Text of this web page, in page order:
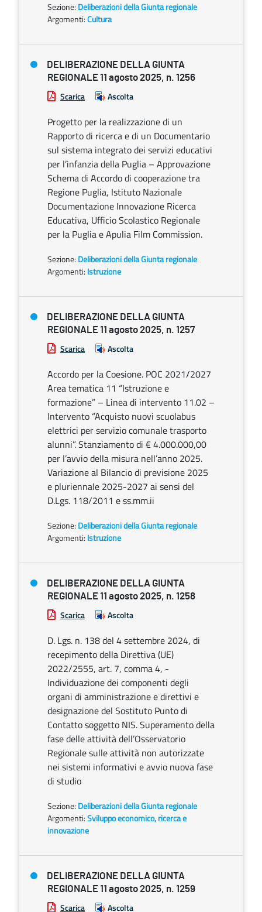
Sezione: Deliberazioni della Giunta regionale
Argomenti:Cultura
DELIBERAZIONE DELLA GIUNTA
REGIONALE 11 agosto 2025, n. 1256
Scarica Ascolta
Progetto per la realizzazione di un
Rapporto di ricerca e di un Documentario
sul sistema integrato dei servizi educativi
per l’infanzia della Puglia – Approvazione
Schema di Accordo di cooperazione tra
Regione Puglia, Istituto Nazionale
Documentazione Innovazione Ricerca
Educativa, Ufficio Scolastico Regionale
per la Puglia e Apulia Film Commission.
Sezione: Deliberazioni della Giunta regionale
Argomenti: Istruzione
DELIBERAZIONE DELLA GIUNTA
REGIONALE 11 agosto 2025, n. 1257
Scarica Ascolta
Accordo per la Coesione. POC 2021/2027
Area tematica 11 “Istruzione e
formazione” – Linea di intervento 11.02 –
Intervento “Acquisto nuovi scuolabus
elettrici per servizio comunale trasporto
alunni”. Stanziamento di € 4.000.000,00
per l’avvio della misura nell’anno 2025.
Variazione al Bilancio di previsione 2025
e pluriennale 2025-2027 ai sensi del
D.Lgs. 118/2011 e ss.mm.ii
Sezione: Deliberazioni della Giunta regionale
Argomenti: Istruzione
DELIBERAZIONE DELLA GIUNTA
REGIONALE 11 agosto 2025, n. 1258
Scarica Ascolta
D. Lgs. n. 138 del 4 settembre 2024, di
recepimento della Direttiva (UE)
2022/2555, art. 7, comma 4, -
Individuazione dei componenti degli
organi di amministrazione e direttivi e
designazione del Sostituto Punto di
Contatto soggetto NIS. Superamento della
fase delle attività dell’Osservatorio
Regionale sulle attività non autorizzate
nei sistemi informativi e avvio nuova fase
di studio
Sezione: Deliberazioni della Giunta regionale
Argomenti:Sviluppo economico, ricerca e
innovazione
DELIBERAZIONE DELLA GIUNTA
REGIONALE 11 agosto 2025, n. 1259
Scarica Ascolta